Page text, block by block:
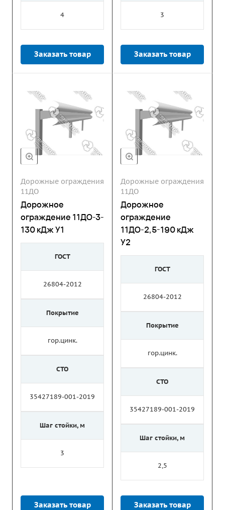
4
Заказать товар
3
Заказать товар
Дорожные ограждения
11ДО
Дорожное
ограждение 11ДО-3-
130 кДж У1
ГОСТ
26804-2012
Покрытие
гор.цинк.
СТО
35427189-001-2019
Шаг стойки, м
3
Заказать товар
Дорожные ограждения
11ДО
Дорожное
ограждение
11ДО-2,5-190 кДж
У2
ГОСТ
26804-2012
Покрытие
гор.цинк.
СТО
35427189-001-2019
Шаг стойки, м
2,5
Заказать товар